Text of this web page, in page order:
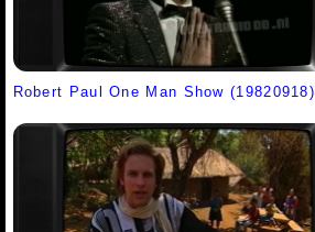
Robert Paul One Man Show (19820918)